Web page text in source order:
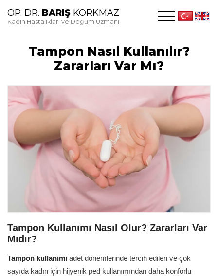
OP. DR. BARIŞ KORKMAZ
Kadın Hastalıkları ve Doğum Uzmanı
Tampon Nasıl Kullanılır?
Zararları Var Mı?
Tampon Kullanımı Nasıl Olur? Zararları Var
Mıdır?
Tampon kullanımı adet dönemlerinde tercih edilen ve çok
sayıda kadın için hijyenik ped kullanımından daha konforlu